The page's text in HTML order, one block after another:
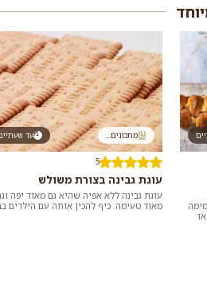
עד מתכונים...
5
עוגת גבינה בצורת משולש
עוגת גבינה ללא אפיה שהיא גם מאוד יפה
מאוד טעימה. כיף להכין אותה עם הילדים